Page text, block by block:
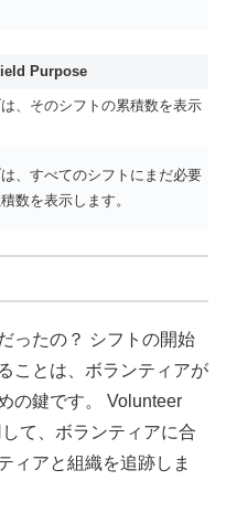
Purpose
、そのシフトの累積数を表示
、すべてのシフトにまだ必要
数を表示します。
ったの？ シフトの開始
ことは、ボランティアが
の鍵です。 Volunteer
て、ボランティアに合
ィアと組織を追跡しま